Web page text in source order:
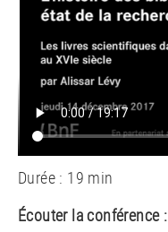
Durée : 19 min
Écouter la conférence :